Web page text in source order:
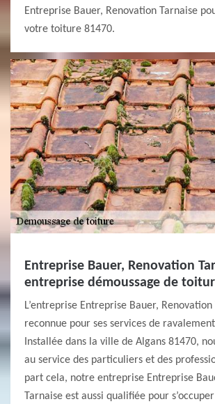
Entreprise Bauer, Renovation Tarnaise
votre toiture 81470.
Entreprise Bauer, Renovation
entreprise démoussage de
L’entreprise Entreprise Bauer,
reconnue pour ses services de
Installée dans la ville de Algans 81470,
au service des particuliers et des
part cela, notre entreprise Entreprise
Tarnaise est aussi qualifiée pour